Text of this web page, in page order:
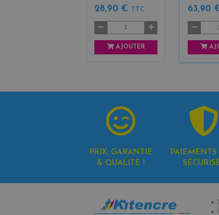
28,90 € TTC
AJOUTER
63,90
PRIX, GARANTIE
& QUALITÉ !
PAIEMENTS